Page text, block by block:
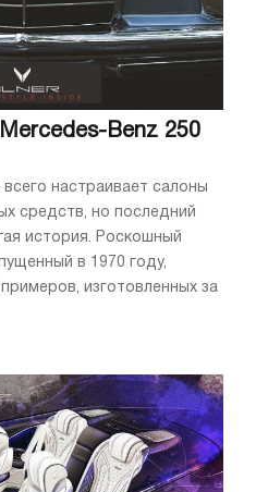
Benz 250
настраивает салоны
средств, но последний
история. Роскошный
в 1970 году,
изготовленных за